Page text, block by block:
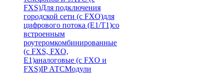
FXS)Для подключения
городской сети (с FXO)для
цифрового потока (E1/T1)со
встроенным
роутеромкомбинированные
(c FXS, FXO,
E1)аналоговые (с FXO и
FXS)IP АТСМодули